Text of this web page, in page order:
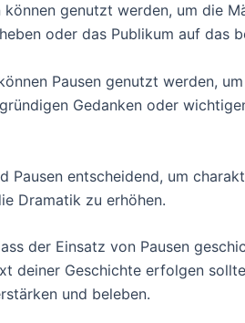
können genutzt werden, um die
oder das Publikum auf das
Pausen genutzt werden,
Gedanken oder
Pausen entscheidend, um
Dramatik zu erhöhen.
der Einsatz von Pausen
deiner Geschichte erfolgen
und beleben.